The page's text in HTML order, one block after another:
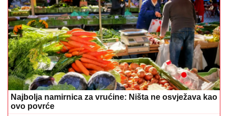
Najbolja namirnica za vrućine: Ništa ne osvježava kao
ovo povrće